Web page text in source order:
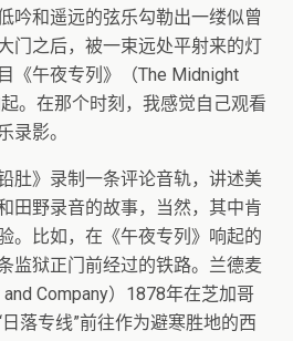
吟和遥远的弦乐勾勒出一缕似曾
门之后，被一束远处平射来的灯
《午夜专列》（The Midnight
。在那个时刻，我感觉自己观看
录影。
肚》录制一条评论音轨，讲述美
田野录音的故事，当然，其中肯
。比如，在《午夜专列》响起的
监狱正门前经过的铁路。兰德麦
Company）1878年在芝加哥
落专线”前往作为避寒胜地的西